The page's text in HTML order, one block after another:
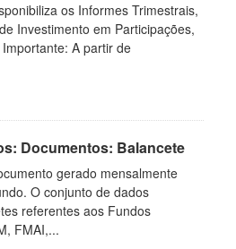
os Informes Trimestrais,
Investimento em Participações,
A partir de
Documentos: Balancete
gerado mensalmente
O conjunto de dados
referentes aos Fundos
FMAI,...